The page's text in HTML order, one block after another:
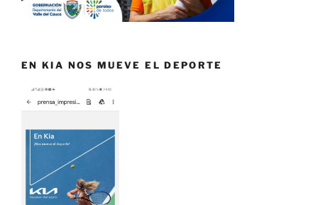
EN KIA NOS MUEVE EL DEPORTE